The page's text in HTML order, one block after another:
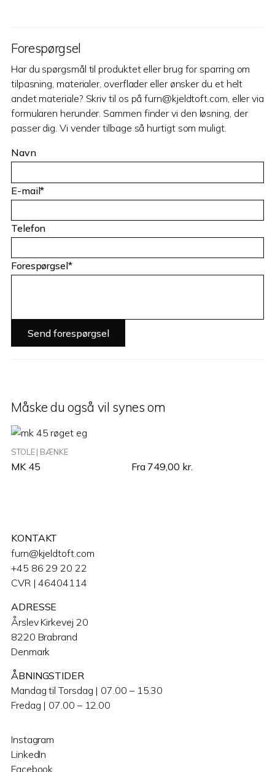
Forespørgsel
Har du spørgsmål til produktet eller brug for sparring om
tilpasning, materialer, overflader eller ønsker du et helt
andet materiale? Skriv til os på furn@kjeldtoft.com, eller via
formularen herunder. Sammen finder vi den løsning, der
passer dig. Vi vender tilbage så hurtigt som muligt.
Navn
E-mail*
Telefon
Forespørgsel*
Måske du også vil synes om
STOLE | BÆNKE
MK 45 Fra 749,00 kr.
KONTAKT
furn@kjeldtoft.com
+45 86 29 20 22
CVR | 46404114
ADRESSE
Årslev Kirkevej 20
8220 Brabrand
Denmark
ÅBNINGSTIDER
Mandag til Torsdag | 07.00 – 15.30
Fredag | 07.00 – 12.00
Instagram
LinkedIn
Facebook